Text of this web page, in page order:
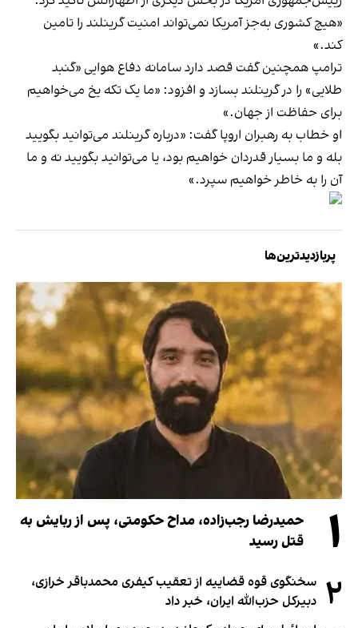
«هیچ کشوری به‌جز آمریکا نمی‌تواند امنیت گرینلند را تامین
کند.»
ترامپ همچنین گفت قصد دارد سامانه دفاع هوایی «گنبد
طلایی» را در گرینلند بسازد و افزود: «ما یک تکه یخ می‌خواهیم
برای حفاظت از جهان.»
او خطاب به رهبران اروپا گفت: «درباره گرینلند می‌توانید بگویید
بله و ما بسیار قدردان خواهیم بود، یا می‌توانید بگویید نه و ما
آن را به خاطر خواهیم سپرد.»
پربازدیدترین‌ها
۱
حمیدرضا رجب‌زاده، مداح حکومتی، پس از ربایش به
قتل رسید
۲ سخنگوی قوه قضاییه از تعقیب کیفری محمدباقر خرازی،
دبیر‌کل حزب‌الله ایران، خبر داد